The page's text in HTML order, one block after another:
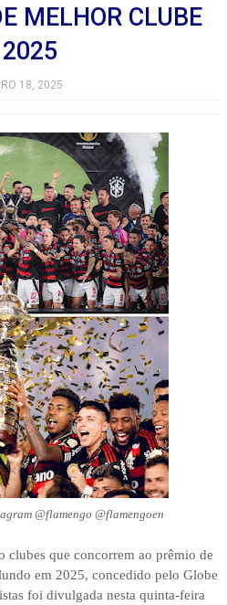
MELHOR CLUBE
18, 2025
@flamengo @flamengoen
clubes que concorrem ao prêmio de
em 2025, concedido pelo Globe
foi divulgada nesta quinta-feira